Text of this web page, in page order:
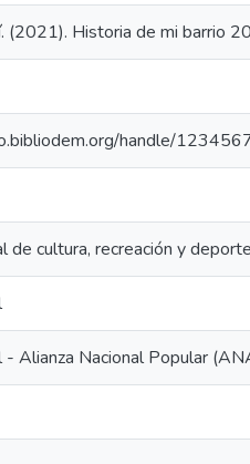
(2021). Historia de mi barrio
handle/
de cultura, recreación y
Alianza Nacional Popular